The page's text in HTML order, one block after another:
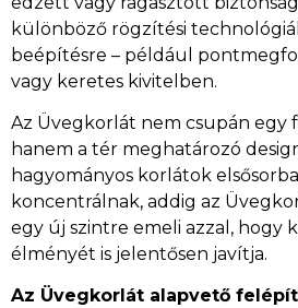
különböző rögzítési
beépítésre – például
vagy keretes kivitelben.
Az Üvegkorlát nem csupán egy
hanem a tér meghatározó
hagyományos korlátok
koncentrálnak, addig az
egy új szintre emeli azzal, hogy
élményét is jelentősen javítja.
Az Üvegkorlát alapvető